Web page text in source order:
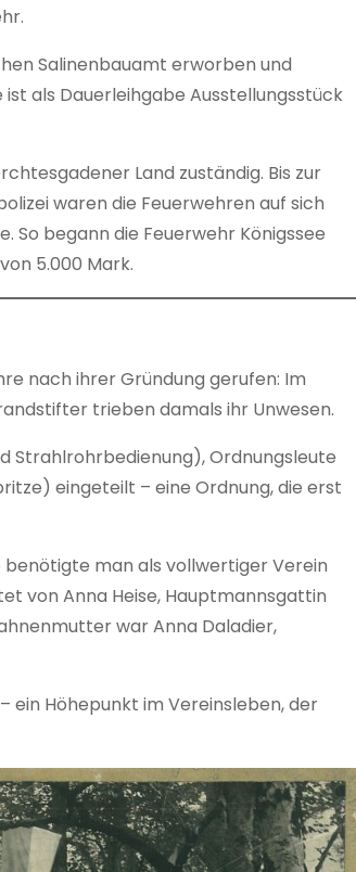
Salinenbauamt erworben und
als Dauerleihgabe Ausstellungsstück
Land zuständig. Bis zur
waren die Feuerwehren auf sich
So begann die Feuerwehr Königssee
5.000 Mark.
nach ihrer Gründung gerufen: Im
trieben damals ihr Unwesen.
Strahlrohrbedienung), Ordnungsleute
eingeteilt – eine Ordnung, die erst
benötigte man als vollwertiger Verein
von Anna Heise, Hauptmannsgattin
war Anna Daladier,
ein Höhepunkt im Vereinsleben, der